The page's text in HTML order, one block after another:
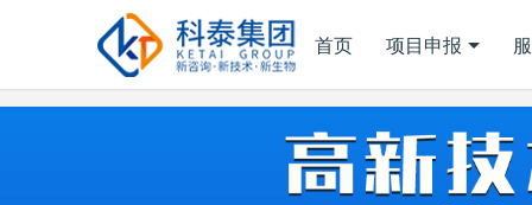
首页 项目申报